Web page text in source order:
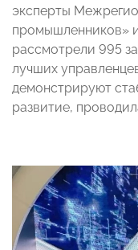
эксперты
промышленников»
рассмотрели 995
лучших
демонстрируют
развитие,